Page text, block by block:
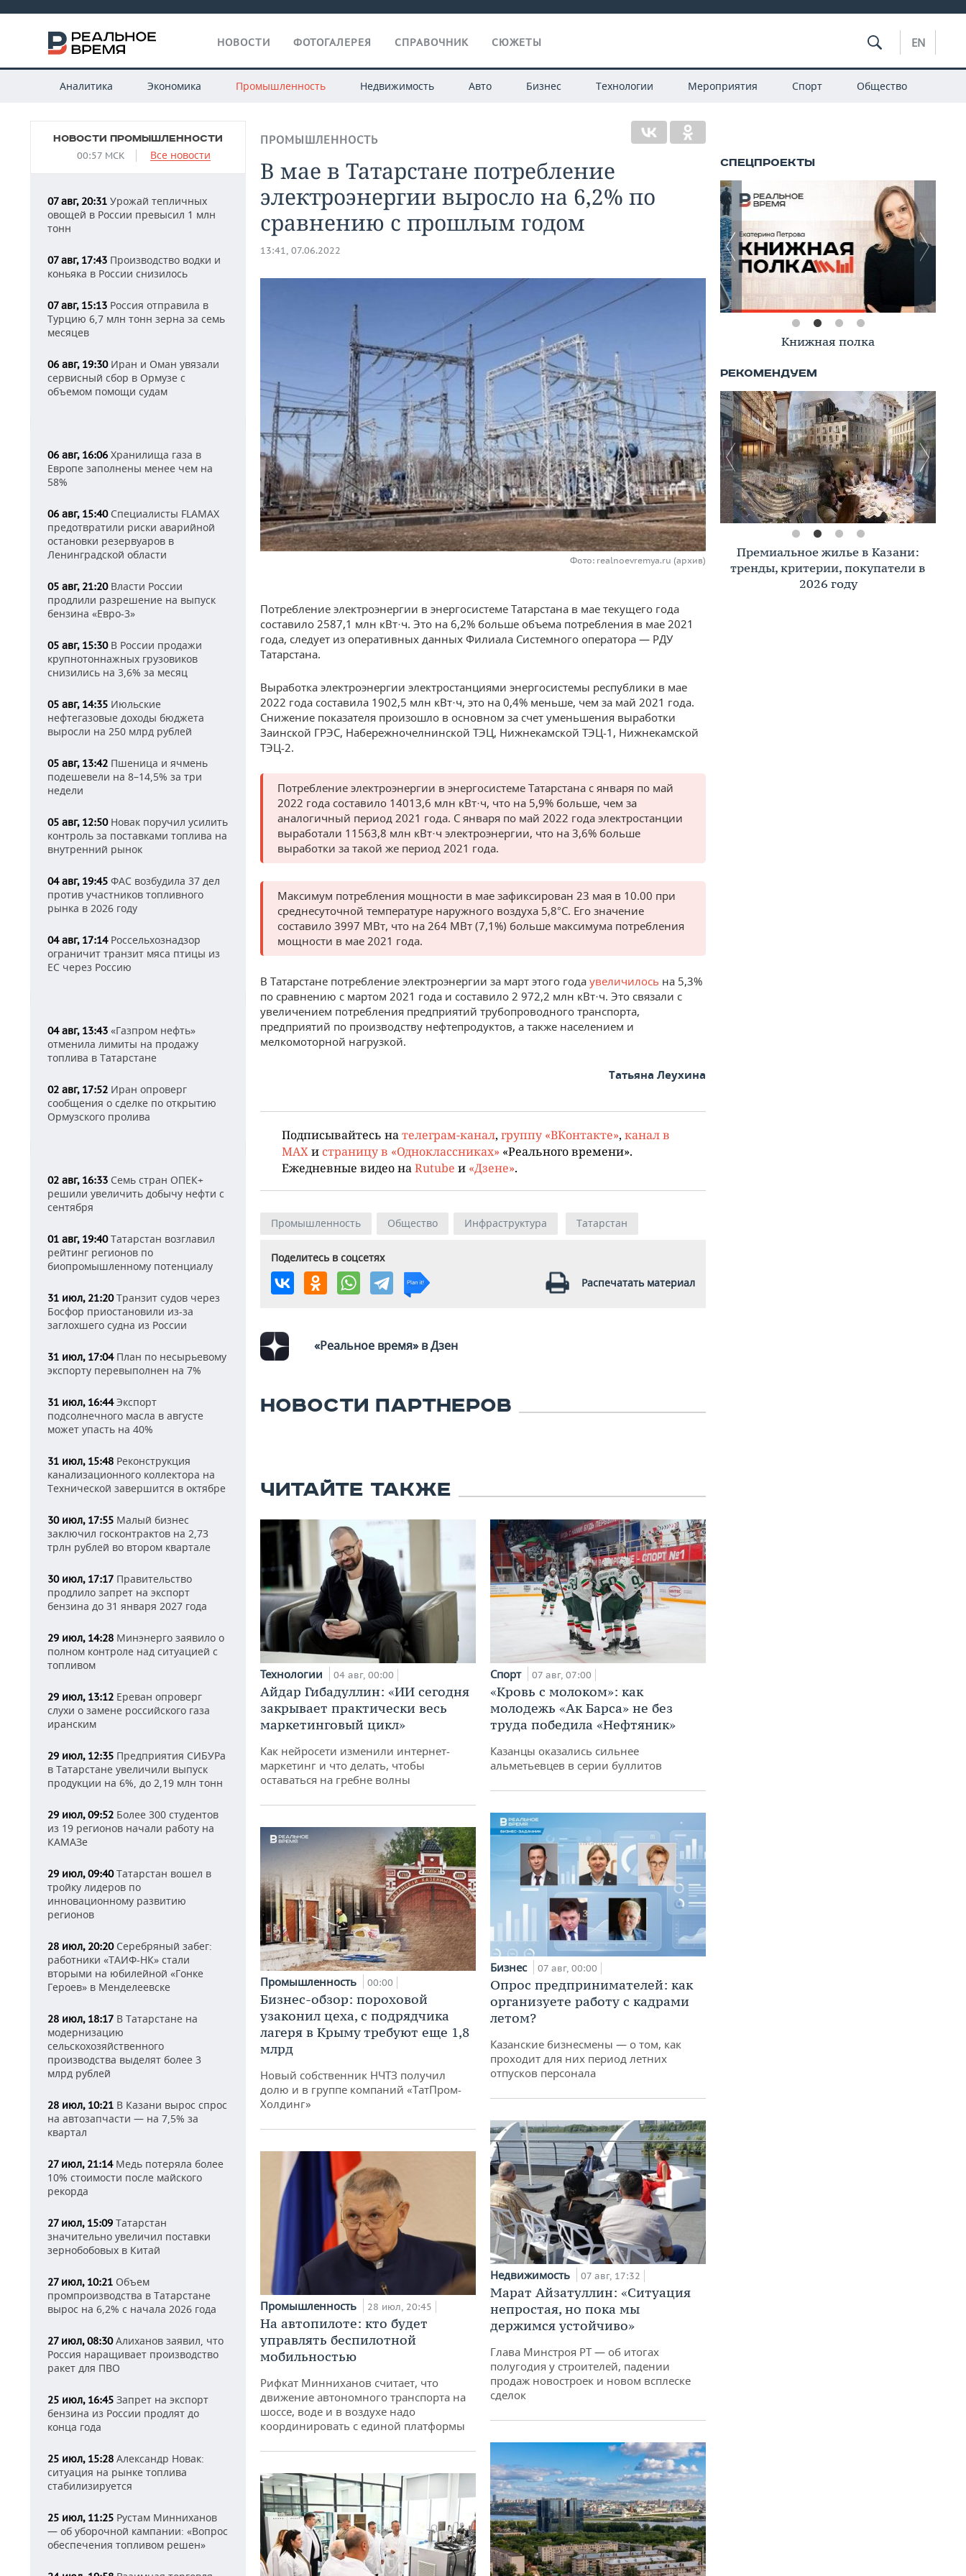
НОВОСТИ ФОТОГАЛЕРЕЯ СПРАВОЧНИК СЮЖЕТЫ EN
Аналитика Экономика Промышленность Недвижимость Авто Бизнес Технологии Мероприятия Спорт Общество
НОВОСТИ ПРОМЫШЛЕННОСТИ
00:57 МСК Все новости
07 авг, 20:31 Урожай тепличных
овощей в России превысил 1 млн
тонн
07 авг, 17:43 Производство водки и
коньяка в России снизилось
07 авг, 15:13 Россия отправила в
Турцию 6,7 млн тонн зерна за семь
месяцев
06 авг, 19:30Иран и Оман увязали
сервисный сбор в Ормузе с
объемом помощи судам
06 авг, 16:06 Хранилища газа в
Европе заполнены менее чем на
58%
06 авг, 15:40Специалисты FLAMAX
предотвратили риски аварийной
остановки резервуаров в
Ленинградской области
05 авг, 21:20Власти России
продлили разрешение на выпуск
бензина «Евро-3»
05 авг, 15:30В России продажи
крупнотоннажных грузовиков
снизились на 3,6% за месяц
05 авг, 14:35 Июльские
нефтегазовые доходы бюджета
выросли на 250 млрд рублей
05 авг, 13:42 Пшеница и ячмень
подешевели на 8–14,5% за три
недели
05 авг, 12:50Новак поручил усилить
контроль за поставками топлива на
внутренний рынок
04 авг, 19:45 ФАС возбудила 37 дел
против участников топливного
рынка в 2026 году
04 авг, 17:14Россельхознадзор
ограничит транзит мяса птицы из
ЕС через Россию
04 авг, 13:43 «Газпром нефть»
отменила лимиты на продажу
топлива в Татарстане
02 авг, 17:52 Иран опроверг
сообщения о сделке по открытию
Ормузского пролива
02 авг, 16:33 Семь стран ОПЕК+
решили увеличить добычу нефти с
сентября
01 авг, 19:40Татарстан возглавил
рейтинг регионов по
биопромышленному потенциалу
31 июл, 21:20Транзит судов через
Босфор приостановили из-за
заглохшего судна из России
31 июл, 17:04План по несырьевому
экспорту перевыполнен на 7%
31 июл, 16:44Экспорт
подсолнечного масла в августе
может упасть на 40%
31 июл, 15:48 Реконструкция
канализационного коллектора на
Технической завершится в октябре
30 июл, 17:55 Малый бизнес
заключил госконтрактов на 2,73
трлн рублей во втором квартале
30 июл, 17:17 Правительство
продлило запрет на экспорт
бензина до 31 января 2027 года
29 июл, 14:28 Минэнерго заявило о
полном контроле над ситуацией с
топливом
29 июл, 13:12 Ереван опроверг
слухи о замене российского газа
иранским
29 июл, 12:35 Предприятия СИБУРа
в Татарстане увеличили выпуск
продукции на 6%, до 2,19 млн тонн
29 июл, 09:52 Более 300 студентов
из 19 регионов начали работу на
КАМАЗе
29 июл, 09:40Татарстан вошел в
тройку лидеров по
инновационному развитию
регионов
28 июл, 20:20Серебряный забег:
работники «ТАИФ-НК» стали
вторыми на юбилейной «Гонке
Героев» в Менделеевске
28 июл, 18:17 В Татарстане на
модернизацию
сельскохозяйственного
производства выделят более 3
млрд рублей
28 июл, 10:21 В Казани вырос спрос
на автозапчасти — на 7,5% за
квартал
27 июл, 21:14Медь потеряла более
10% стоимости после майского
рекорда
27 июл, 15:09 Татарстан
значительно увеличил поставки
зернобобовых в Китай
27 июл, 10:21 Объем
промпроизводства в Татарстане
вырос на 6,2% с начала 2026 года
27 июл, 08:30Алиханов заявил, что
Россия наращивает производство
ракет для ПВО
25 июл, 16:45 Запрет на экспорт
бензина из России продлят до
конца года
25 июл, 15:28 Александр Новак:
ситуация на рынке топлива
стабилизируется
25 июл, 11:25 Рустам Минниханов
— об уборочной кампании: «Вопрос
обеспечения топливом решен»
ПРОМЫШЛЕННОСТЬ
В мае в Татарстане потребление
электроэнергии выросло на 6,2% по
сравнению с прошлым годом
13:41, 07.06.2022
Фото: realnoevremya.ru (архив)
Потребление электроэнергии в энергосистеме Татарстана в мае текущего года
составило 2587,1 млн кВт·ч. Это на 6,2% больше объема потребления в мае 2021
года, следует из оперативных данных Филиала Системного оператора — РДУ
Татарстана.
Выработка электроэнергии электростанциями энергосистемы республики в мае
2022 года составила 1902,5 млн кВт·ч, это на 0,4% меньше, чем за май 2021 года.
Снижение показателя произошло в основном за счет уменьшения выработки
Заинской ГРЭС, Набережночелнинской ТЭЦ, Нижнекамской ТЭЦ-1, Нижнекамской
ТЭЦ-2.
Потребление электроэнергии в энергосистеме Татарстана с января по май
2022 года составило 14013,6 млн кВт·ч, что на 5,9% больше, чем за
аналогичный период 2021 года. С января по май 2022 года электростанции
выработали 11563,8 млн кВт·ч электроэнергии, что на 3,6% больше
выработки за такой же период 2021 года.
Максимум потребления мощности в мае зафиксирован 23 мая в 10.00 при
среднесуточной температуре наружного воздуха 5,8°С. Его значение
составило 3997 МВт, что на 264 МВт (7,1%) больше максимума потребления
мощности в мае 2021 года.
В Татарстане потребление электроэнергии за март этого года увеличилось на 5,3%
по сравнению с мартом 2021 года и составило 2 972,2 млн кВт·ч. Это связали с
увеличением потребления предприятий трубопроводного транспорта,
предприятий по производству нефтепродуктов, а также населением и
мелкомоторной нагрузкой.
Татьяна Леухина
Подписывайтесь нателеграм-канал, группу «ВКонтакте», канал в
MAXи страницу в «Одноклассниках» «Реального времени».
Ежедневные видео наRutube и «Дзене».
Промышленность Общество Инфраструктура Татарстан
Поделитесь в соцсетях
Распечатать материал
«Реальное время» в Дзен
НОВОСТИ ПАРТНЕРОВ
ЧИТАЙТЕ ТАКЖЕ
Технологии 04 авг, 00:00
Айдар Гибадуллин: «ИИ сегодня
закрывает практически весь
маркетинговый цикл»
Как нейросети изменили интернет-
маркетинг и что делать, чтобы
оставаться на гребне волны
Промышленность 00:00
Бизнес-обзор: пороховой
узаконил цеха, с подрядчика
лагеря в Крыму требуют еще 1,8
млрд
Новый собственник НЧТЗ получил
долю и в группе компаний «ТатПром-
Холдинг»
Промышленность 28 июл, 20:45
На автопилоте: кто будет
управлять беспилотной
мобильностью
Рифкат Минниханов считает, что
движение автономного транспорта на
шоссе, воде и в воздухе надо
координировать с единой платформы
Спорт 07 авг, 07:00
«Кровь с молоком»: как
молодежь «Ак Барса» не без
труда победила «Нефтяник»
Казанцы оказались сильнее
альметьевцев в серии буллитов
Бизнес 07 авг, 00:00
Опрос предпринимателей: как
организуете работу с кадрами
летом?
Казанские бизнесмены — о том, как
проходит для них период летних
отпусков персонала
Недвижимость 07 авг, 17:32
Марат Айзатуллин: «Ситуация
непростая, но пока мы
держимся устойчиво»
Глава Минстроя РТ — об итогах
полугодия у строителей, падении
продаж новостроек и новом всплеске
сделок
Книжная полка
Премиальное жилье в Казани:
тренды, критерии, покупатели в
2026 году